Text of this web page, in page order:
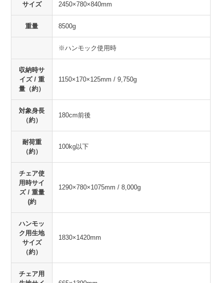
サイズ 2450×780×840mm
重量 8500g
※ハンモック使用時
収納時サ
イズ / 重
量（約）
1150×170×125mm / 9,750g
対象身長
（約）
180cm前後
耐荷重
（約）
100kg以下
チェア使
用時サイ
ズ / 重量
(約
1290×780×1075mm / 8,000g
ハンモッ
ク用生地
サイズ
（約）
1830×1420mm
チェア用